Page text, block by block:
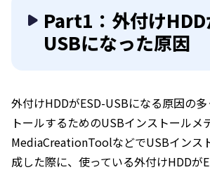
Part1：外付けHDD
USBになった原因
外付けHDDがESD-USBになる原因の
トールするためのUSBインストールメ
MediaCreationToolなどでUSBインス
成した際に、使っている外付けHDDが